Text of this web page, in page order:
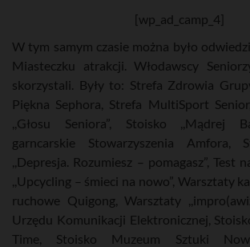
[wp_ad_camp_4]
W tym samym czasie można było
Miasteczku atrakcji. Włodawscy
skorzystali. Były to: Strefa Zdrowia
Piękna Sephora, Strefa MultiSport
,,Głosu Seniora”, Stoisko ,,Mądrej
garncarskie Stowarzyszenia Amfora,
,,Depresja. Rozumiesz – pomagasz”, Test
,,Upcycling – śmieci na nowo”, Warsztaty
ruchowe Quigong, Warsztaty
Urzędu Komunikacji Elektronicznej,
Time, Stoisko Muzeum Sztuki